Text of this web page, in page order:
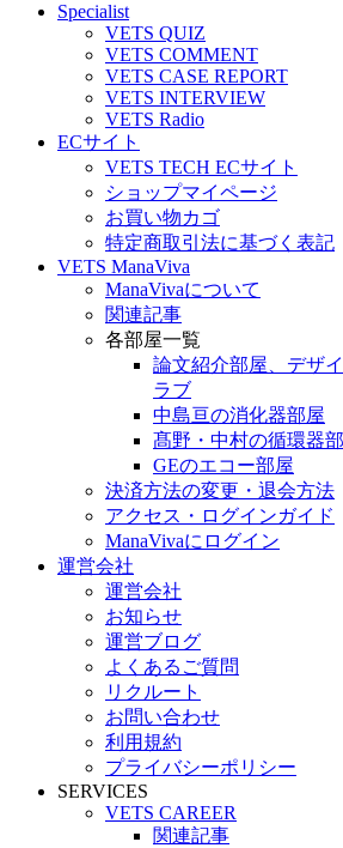
Specialist
VETS QUIZ
VETS COMMENT
VETS CASE REPORT
VETS INTERVIEW
VETS Radio
ECサイト
VETS TECH ECサイト
ショップマイページ
お買い物カゴ
特定商取引法に基づく表記
VETS ManaViva
ManaVivaについて
関連記事
各部屋一覧
論文紹介部屋、デザ
ラブ
中島亘の消化器部屋
髙野・中村の循環器
GEのエコー部屋
決済方法の変更・退会方法
アクセス・ログインガイド
ManaVivaにログイン
運営会社
運営会社
お知らせ
運営ブログ
よくあるご質問
リクルート
お問い合わせ
利用規約
プライバシーポリシー
SERVICES
VETS CAREER
関連記事